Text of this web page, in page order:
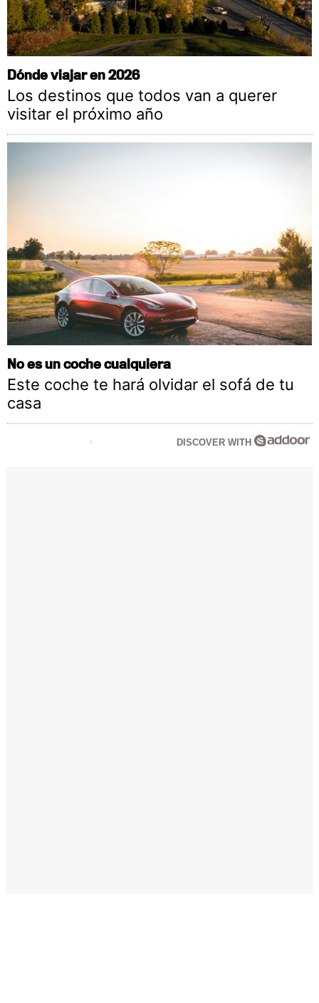
Dónde viajar en 2026
Los destinos que todos van a querer
visitar el próximo año
No es un coche cualquiera
Este coche te hará olvidar el sofá de tu
casa
DISCOVER WITH